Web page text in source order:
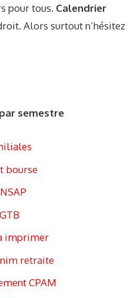
pour tous. Calendrier
Alors surtout n’hésitez
semestre
bourse
imprimer
retraite
CPAM